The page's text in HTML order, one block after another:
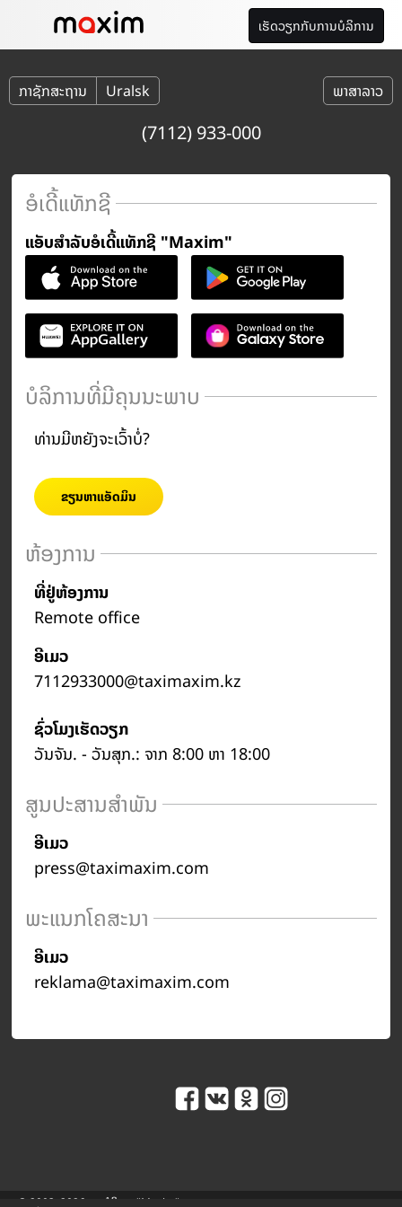
ເຮັດວຽກກັບການບໍລິການ
ກາຊັກສະຖານ Uralsk
(7112) 933-000
ພາສາລາວ
ອໍເດີ້ແທັກຊີ
ແອັບສຳລັບອໍເດີ້ແທັກຊີ "Maxim"
ບໍລິການທີ່ມີຄຸນນະພາບ
ທ່ານມີຫຍັງຈະເວົ້າບໍ່?
ຂຽນຫາແອັດມິນ
ຫ້ອງການ
ທີ່ຢູ່ຫ້ອງການ
Remote office
ອີເມວ
7112933000@taximaxim.kz
ຊົ່ວໂມງເຮັດວຽກ
ວັນຈັນ. - ວັນສຸກ.: ຈາກ 8:00 ຫາ 18:00
ສູນປະສານສຳພັນ
ອີເມວ
press@taximaxim.com
ພະແນກໂຄສະນາ
ອີເມວ
reklama@taximaxim.com
© 2003–2026 ການບໍລິການ "Maxim".